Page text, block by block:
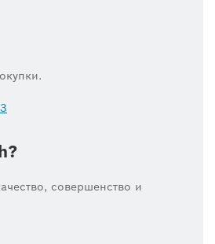
совершенство и